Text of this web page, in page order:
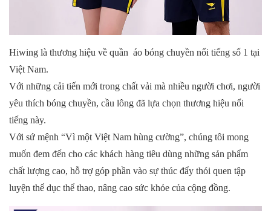
Hiwing là thương hiệu về quần áo bóng chuyền nổi tiếng số 1 tại
Việt Nam.
Với những cải tiến mới trong chất vải mà nhiều người chơi, người
yêu thích bóng chuyền, cầu lông đã lựa chọn thương hiệu nổi
tiếng này.
Với sứ mệnh “Vì một Việt Nam hùng cường”, chúng tôi mong
muốn đem đến cho các khách hàng tiêu dùng những sản phẩm
chất lượng cao, hỗ trợ góp phần vào sự thúc đẩy thói quen tập
luyện thể dục thể thao, nâng cao sức khỏe của cộng đồng.